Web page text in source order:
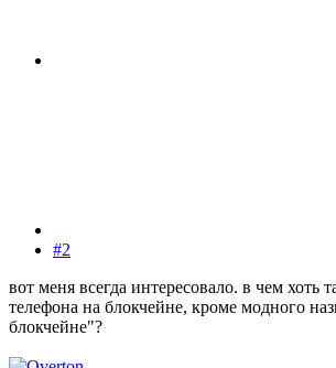
#2
вот меня всегда интересовало. в чем хоть
телефона на блокчейне, кроме модного
блокчейне"?